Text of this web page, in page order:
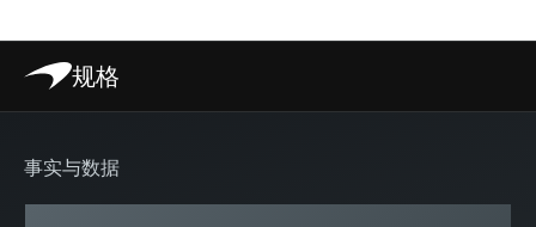
规格
事实与数据